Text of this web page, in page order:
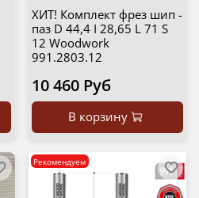
ХИТ! Комплект фрез шип -
паз D 44,4 I 28,65 L 71 S
12 Woodwork
991.2803.12
10 460 Руб
В корзину
Рекомендуем